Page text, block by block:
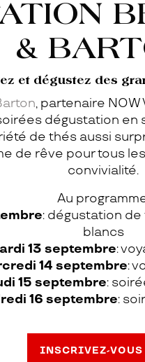
&
et dégustez des
, partenaire NOW
dégustation en
de thés aussi
de rêve pour tous
convivialité.
Au
: dégustation
blancs
13 septembre:
14 septembre:
15 septembre:
16 septembre:
INSCRIVEZ-